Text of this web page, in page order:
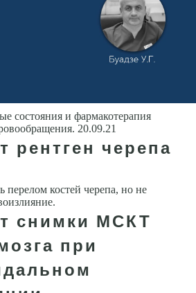
состояния и фармакотерапия
20.09.21
рентген черепа
перелом костей черепа, но не
снимки МСКТ
при